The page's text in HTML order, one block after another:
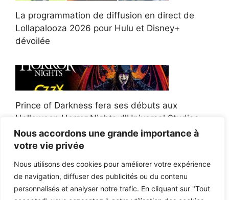
Nous accordons une grande importance à
votre vie privée
Nous utilisons des cookies pour améliorer votre expérience
de navigation, diffuser des publicités ou du contenu
personnalisés et analyser notre trafic. En cliquant sur "Tout
La programmation de diffusion en direct de
Lollapalooza 2026 pour Hulu et Disney+
dévoilée
Prince of Darkness fera ses débuts aux
Halloween Horror Nights d'Universal Studios
Afroman poursuit un policier de l'Ohio après la
victoire du jury en diffamation